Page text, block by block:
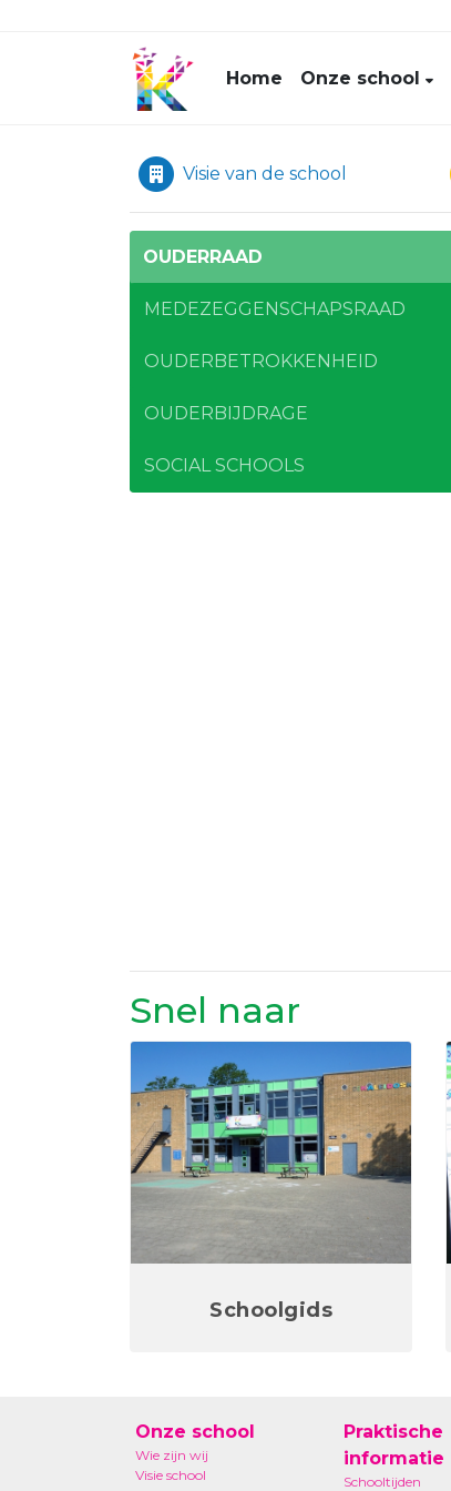
Home Onze school
Visie van de school
OUDERRAAD
MEDEZEGGENSCHAPSRAAD
OUDERBETROKKENHEID
OUDERBIJDRAGE
SOCIAL SCHOOLS
Snel naar
Schoolgids
Onze school
Wie zijn wij
Visie school
Praktische
informatie
Schooltijden